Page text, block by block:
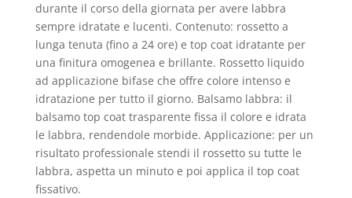
durante il corso della giornata per avere labbra
sempre idratate e lucenti. Contenuto: rossetto a
lunga tenuta (fino a 24 ore) e top coat idratante per
una finitura omogenea e brillante. Rossetto liquido
ad applicazione bifase che offre colore intenso e
idratazione per tutto il giorno. Balsamo labbra: il
balsamo top coat trasparente fissa il colore e idrata
le labbra, rendendole morbide. Applicazione: per un
risultato professionale stendi il rossetto su tutte le
labbra, aspetta un minuto e poi applica il top coat
fissativo.